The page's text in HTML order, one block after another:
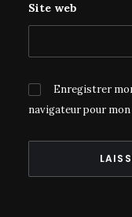
Site web
Enregistrer
navigateur pour